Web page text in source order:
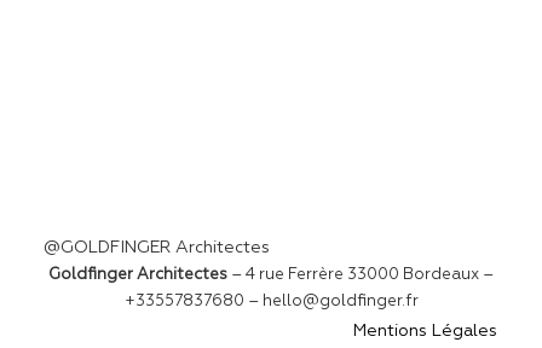
@GOLDFINGER Architectes
Goldfinger Architectes – 4 rue Ferrère 33000 Bordeaux –
+33557837680 – hello@goldfinger.fr
Mentions Légales